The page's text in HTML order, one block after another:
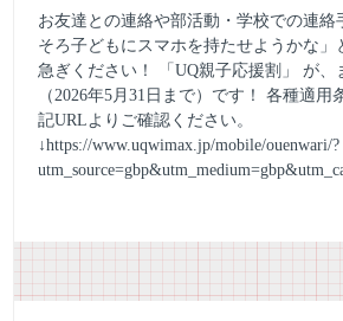
お友達との連絡や部活動・学校での連絡
そろ子どもにスマホを持たせようかな」
急ぎください！ 「UQ親子応援割」 が、
（2026年5月31日まで）です！ 各種適
記URLよりご確認ください。
↓https://www.uqwimax.jp/mobile/ouenwari/?